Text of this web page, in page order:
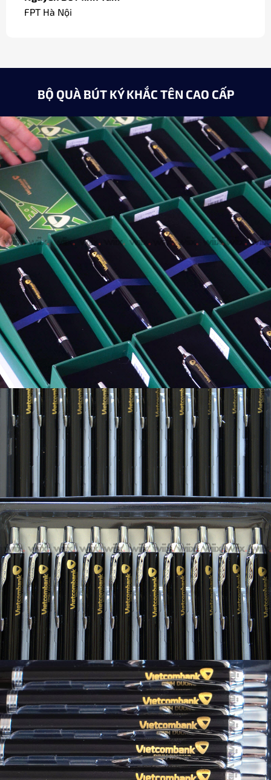
Minh Châu
BỘ QUÀ BÚT KÝ KHẮC TÊN CAO CẤP